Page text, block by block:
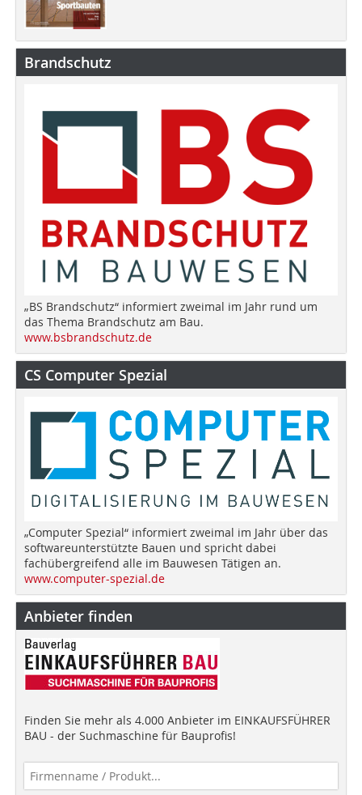
Brandschutz
„BS Brandschutz“ informiert zweimal im Jahr rund um
das Thema Brandschutz am Bau.
www.bsbrandschutz.de
CS Computer Spezial
„Computer Spezial“ informiert zweimal im Jahr über das
softwareunterstützte Bauen und spricht dabei
fachübergreifend alle im Bauwesen Tätigen an.
www.computer-spezial.de
Anbieter finden
Finden Sie mehr als 4.000 Anbieter im EINKAUFSFÜHRER
BAU - der Suchmaschine für Bauprofis!